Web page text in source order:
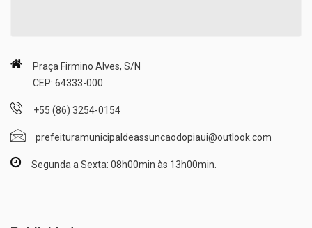
Praça Firmino Alves, S/N
CEP: 64333-000
+55 (86) 3254-0154
prefeituramunicipaldeassuncaodopiaui@outlook.com
Segunda a Sexta: 08h00min às 13h00min.